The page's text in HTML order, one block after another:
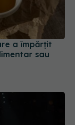
a împărțit
sau